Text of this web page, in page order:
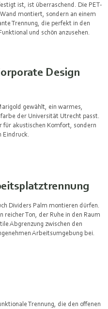
ist, ist überraschend. Die PET-
montiert, sondern an einem
Trennung, die perfekt in den
und schön anzusehen.
Design
gewählt, ein warmes,
der Universität Utrecht passt.
für akustischen Komfort, sondern
Eindruck.
Dividers Palm montieren dürfen.
reicher Ton, der Ruhe in den Raum
Abgrenzung zwischen den
Arbeitsumgebung bei.
Trennung, die den offenen